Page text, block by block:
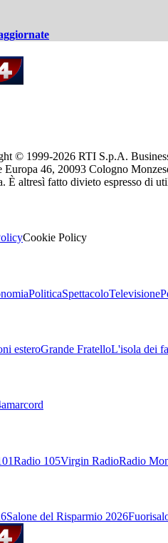
© 1999-2026 RTI S.p.A.
46, 20093 Cologno
È altresì fatto divieto espresso di
Cookie Policy
PoliticaSpettacoloTelevisione
esteroGrande FratelloL'isola dei
Radio 105Virgin RadioRadio
Salone del Risparmio 2026